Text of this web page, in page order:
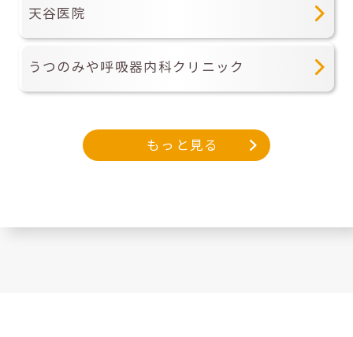
天谷医院
うつのみや呼吸器内科クリニック
もっと見る